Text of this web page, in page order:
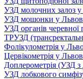
УЗД молочних залоз у
УЗД мошонки у
УЗД органів
ТРУЗД
Фолікулометрія у
Цервікометрія у
Доплерометрія (УЗД
УЗД лобкового